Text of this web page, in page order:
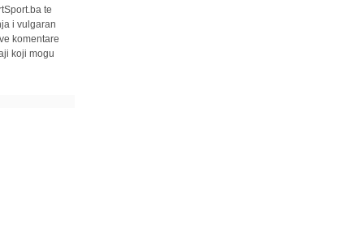
te
i vulgaran
komentare
koji mogu